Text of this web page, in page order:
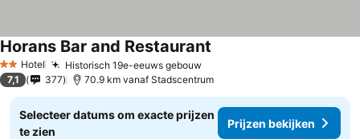
2 Sterren
Hotel Historisch 19e-eeuws gebouwPrijzen bekijken
Horans Bar and Restaurant
7,1 377 70.9 km vanaf Stadscentrum
Selecteer datums om exacte prijzen
te zien
Prijzen bekijken